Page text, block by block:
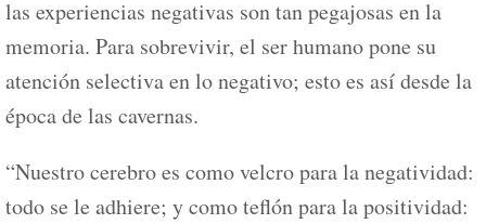
las experiencias negativas son tan pegajosas en la
memoria. Para sobrevivir, el ser humano pone su
atención selectiva en lo negativo; esto es así desde la
época de las cavernas.
“Nuestro cerebro es como velcro para la negatividad:
todo se le adhiere; y como teflón para la positividad: